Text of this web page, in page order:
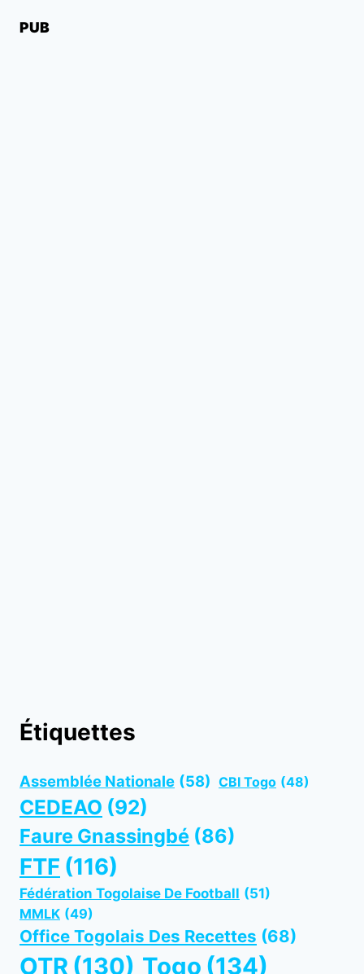
PUB
Étiquettes
Assemblée Nationale (58) CBI Togo (48)
CEDEAO (92)
Faure Gnassingbé (86)
FTF (116)
Fédération Togolaise De Football (51)
MMLK (49)
Office Togolais Des Recettes (68)
OTR (130) Togo (134)